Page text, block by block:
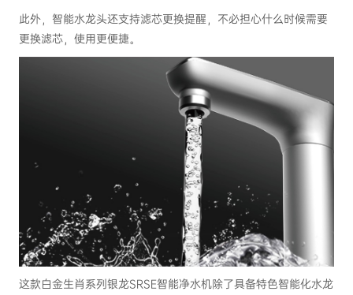
此外，智能水龙头还支持滤芯更换提醒，不必担心什么时候需要
更换滤芯，使用更便捷。
这款白金生肖系列银龙SRSE智能净水机除了具备特色智能化水龙